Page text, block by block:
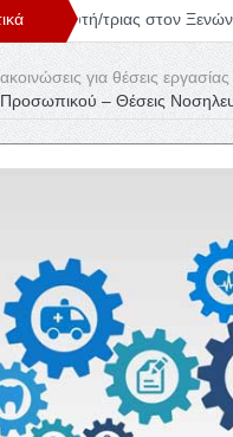
στον Ξενώνα Οδυσσέα
για θέσεις εργασίας
Προσωπικού – Θέσεις